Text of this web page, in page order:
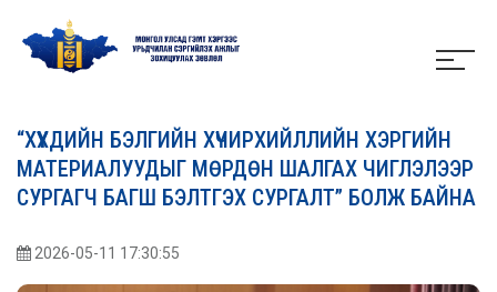
“ХҮҮХДИЙН БЭЛГИЙН ХҮЧИРХИЙЛЛИЙН ХЭРГИЙН
МАТЕРИАЛУУДЫГ МӨРДӨН ШАЛГАХ ЧИГЛЭЛЭЭР
СУРГАГЧ БАГШ БЭЛТГЭХ СУРГАЛТ” БОЛЖ БАЙНА
2026-05-11 17:30:55